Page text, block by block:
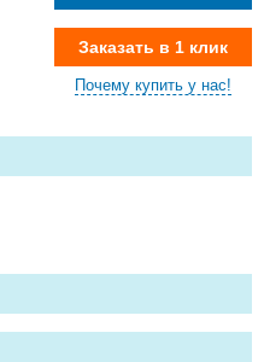
Заказать в 1 клик
Почему купить у нас!